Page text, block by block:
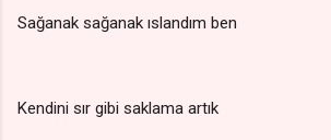
Sağanak sağanak ıslandım ben
Kendini sır gibi saklama artık